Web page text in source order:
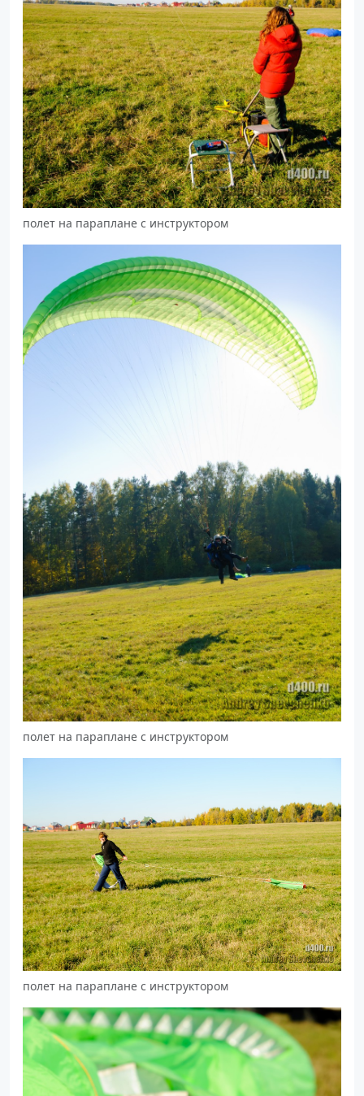
полет на параплане с инструктором
полет на параплане с инструктором
полет на параплане с инструктором